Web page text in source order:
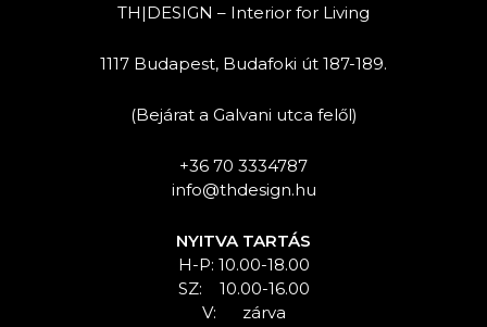
TH|DESIGN – Interior for Living
1117 Budapest, Budafoki út 187-189.
(Bejárat a Galvani utca felől)
+36 70 3334787
info@thdesign.hu
NYITVA TARTÁS
H-P: 10.00-18.00
SZ: 10.00-16.00
V: zárva